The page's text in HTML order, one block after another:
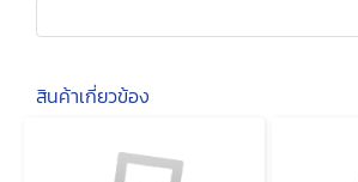
สินค้าเกี่ยวข้อง